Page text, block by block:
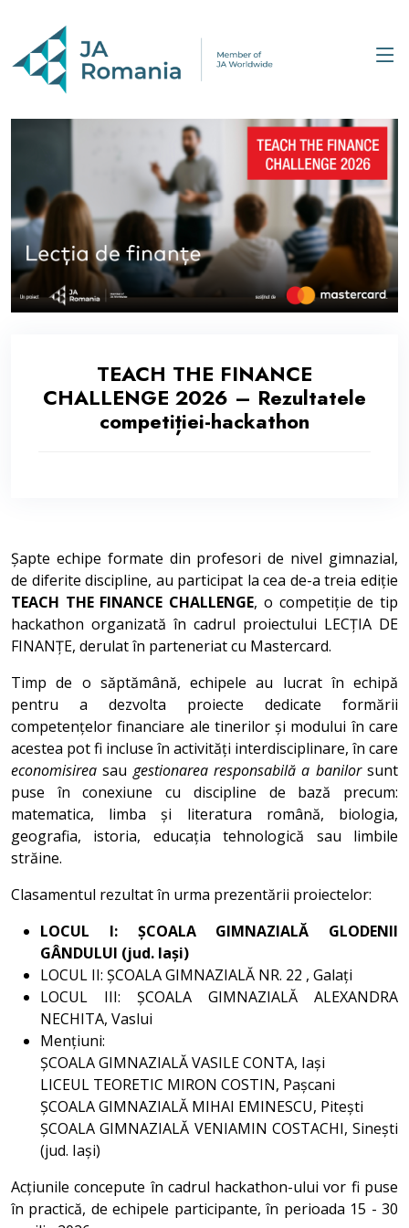
TEACH THE FINANCE
CHALLENGE 2026 – Rezultatele
competiției-hackathon
Șapte echipe formate din profesori de nivel gimnazial,
de diferite discipline, au participat la cea de-a treia ediție
TEACH THE FINANCE CHALLENGE, o competiție de tip
hackathon organizată în cadrul proiectului LECȚIA DE
FINANȚE, derulat în parteneriat cu Mastercard.
Timp de o săptămână, echipele au lucrat în echipă
pentru a dezvolta proiecte dedicate formării
competențelor financiare ale tinerilor și modului în care
acestea pot fi incluse în activități interdisciplinare, în care
economisirea sau gestionarea responsabilă a banilorsunt
puse în conexiune cu discipline de bază precum:
matematica, limba și literatura română, biologia,
geografia, istoria, educația tehnologică sau limbile
străine.
Clasamentul rezultat în urma prezentării proiectelor:
LOCUL I: ȘCOALA GIMNAZIALĂ GLODENII
GÂNDULUI (jud. Iași)
LOCUL II: ȘCOALA GIMNAZIALĂ NR. 22 , Galați
LOCUL III: ȘCOALA GIMNAZIALĂ ALEXANDRA
NECHITA, Vaslui
Mențiuni:
ȘCOALA GIMNAZIALĂ VASILE CONTA, Iași
LICEUL TEORETIC MIRON COSTIN, Pașcani
ȘCOALA GIMNAZIALĂ MIHAI EMINESCU, Pitești
ȘCOALA GIMNAZIALĂ VENIAMIN COSTACHI, Sinești
(jud. Iași)
Acțiunile concepute în cadrul hackathon-ului vor fi puse
în practică, de echipele participante, în perioada 15 - 30